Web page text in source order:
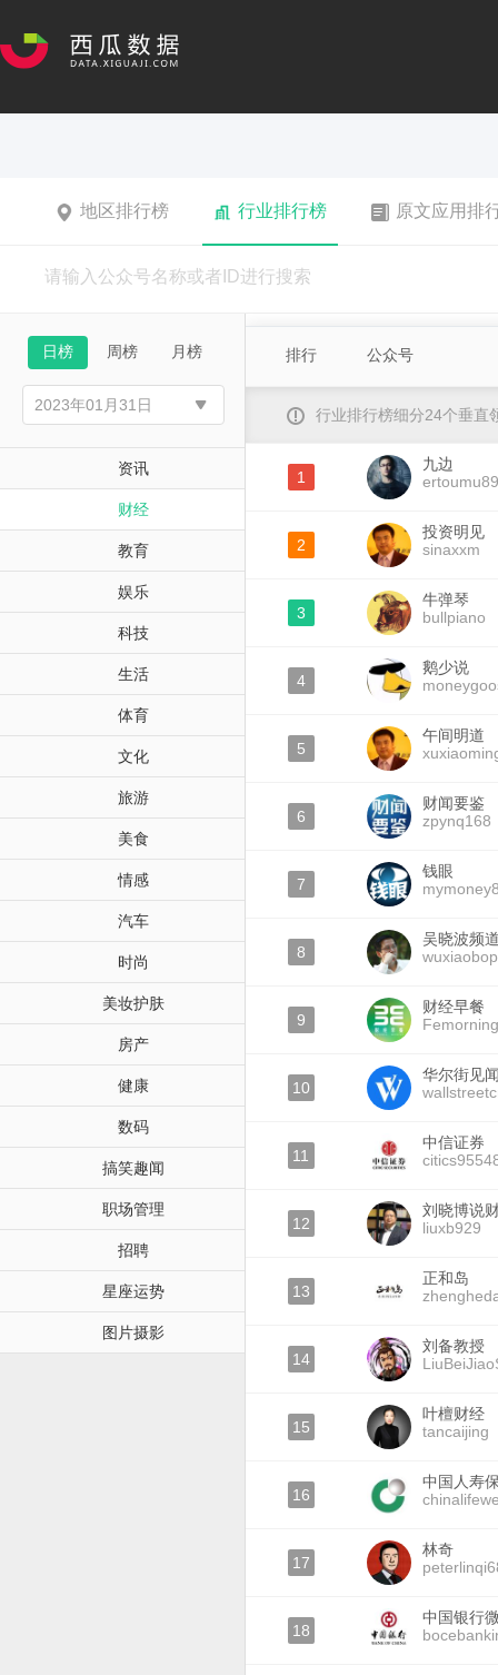
地区排行榜 行业排行榜 原文应用排
日榜 周榜 月榜
资讯
财经
教育
娱乐
科技
生活
体育
文化
旅游
美食
情感
汽车
时尚
美妆护肤
房产
健康
数码
搞笑趣闻
职场管理
招聘
星座运势
图片摄影
排行 公众号
行业排行榜细分24个垂直
1
九边
2
投资明见
sinaxxm
3
牛弹琴
bullpiano
4
鹅少说
5
午间明道
6
财闻要鉴
zpynq168
7
钱眼
8
吴晓波频
9
财经早餐
Femorning
10
华尔街见
11
中信证券
12
刘晓博说
liuxb929
13
正和岛
14
刘备教授
15
叶檀财经
tancaijing
16
中国人寿
17
林奇
18
中国银行